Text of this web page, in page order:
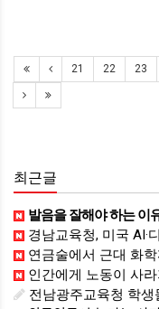
21 22 23
최근글
발음을 잘해야 하는 이
경남교육청, 미국 AI·디지털 교육
연금술에서 근대 화학까지! 인류의 운명을 바꾼 위대
인간에게 노동이 사
전남광주교육청 학생들 미국 동